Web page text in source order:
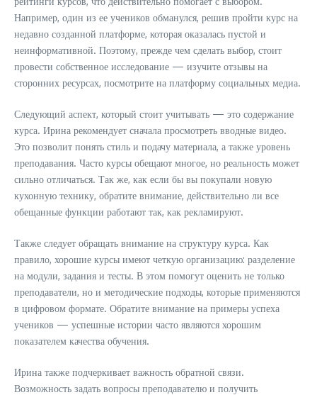
Например, один из ее учеников обманулся, решив пройти курс на
недавно созданной платформе, которая оказалась пустой и
неинформативной. Поэтому, прежде чем сделать выбор, стоит
провести собственное исследование — изучите отзывы на
сторонних ресурсах, посмотрите на платформу социальных медиа.
Следующий аспект, который стоит учитывать — это содержание
курса. Ирина рекомендует сначала просмотреть вводные видео.
Это позволит понять стиль и подачу материала, а также уровень
преподавания. Часто курсы обещают многое, но реальность может
сильно отличаться. Так же, как если бы вы покупали новую
кухонную технику, обратите внимание, действительно ли все
обещанные функции работают так, как рекламируют.
Также следует обращать внимание на структуру курса. Как
правило, хорошие курсы имеют четкую организацию: разделение
на модули, задания и тесты. В этом помогут оценить не только
преподаватели, но и методические подходы, которые применяются
в цифровом формате. Обратите внимание на примеры успеха
учеников — успешные истории часто являются хорошим
показателем качества обучения.
Ирина также подчеркивает важность обратной связи.
Возможность задать вопросы преподавателю и получить